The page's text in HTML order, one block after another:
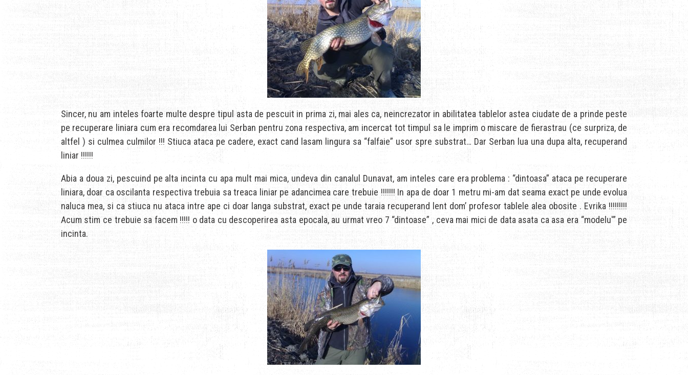
Sincer, nu am inteles foarte multe despre tipul asta de pescuit in prima zi, mai ales ca, neincrezator in abilitatea tablelor astea ciudate de a prinde peste
pe recuperare liniara cum era recomdarea lui Serban pentru zona respectiva, am incercat tot timpul sa le imprim o miscare de fierastrau (ce surpriza, de
altfel ) si culmea culmilor !!! Stiuca ataca pe cadere, exact cand lasam lingura sa “falfaie” usor spre substrat… Dar Serban lua una dupa alta, recuperand
liniar !!!!!!
Abia a doua zi, pescuind pe alta incinta cu apa mult mai mica, undeva din canalul Dunavat, am inteles care era problema : “dintoasa” ataca pe recuperare
liniara, doar ca oscilanta respectiva trebuia sa treaca liniar pe adancimea care trebuie !!!!!!! In apa de doar 1 metru mi-am dat seama exact pe unde evolua
naluca mea, si ca stiuca nu ataca intre ape ci doar langa substrat, exact pe unde taraia recuperand lent dom’ profesor tablele alea obosite . Evrika !!!!!!!!!
Acum stim ce trebuie sa facem !!!!! o data cu descoperirea asta epocala, au urmat vreo 7 “dintoase” , ceva mai mici de data asata ca asa era “modelu'” pe
incinta.